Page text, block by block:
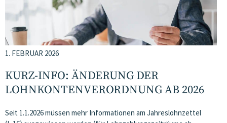
1. FEBRUAR 2026
KURZ-INFO: ÄNDERUNG DER
LOHNKONTENVERORDNUNG AB 2026
Seit 1.1.2026 müssen mehr Informationen am Jahreslohnzettel